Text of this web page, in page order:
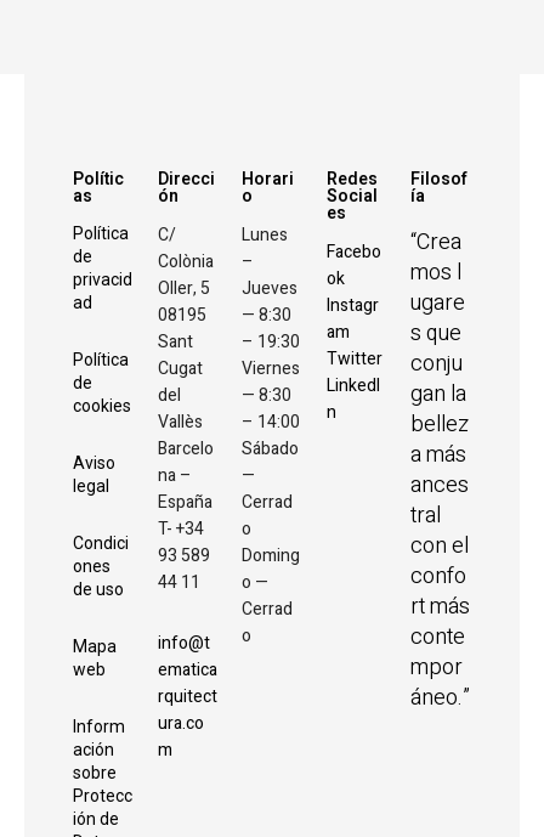
Polític
as
Política
de
privacid
ad
Política
de
cookies
Aviso
legal
Condici
ones
de uso
Mapa
web
Inform
ación
sobre
Protecc
ión de
Direcci
ón
C/
Colònia
Oller, 5
08195
Sant
Cugat
del
Vallès
Barcelo
na –
España
T- +34
93 589
44 11
info@t
ematica
rquitect
ura.co
m
Horari
o
Lunes
–
Jueves
— 8:30
– 19:30
Viernes
— 8:30
– 14:00
Sábado
—
Cerrad
o
Doming
o —
Cerrad
o
Redes
Social
es
Facebo
ok
Instagr
am
Twitter
LinkedI
n
Filosof
ía
“Crea
mos l
ugare
s que
conju
gan la
bellez
a más
ances
tral
con el
confo
rt más
conte
mpor
áneo.”